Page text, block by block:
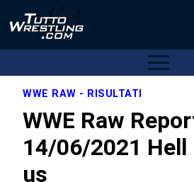
WWE RAW - RISULTATI
WWE Raw
14/06/2021 Hell
us